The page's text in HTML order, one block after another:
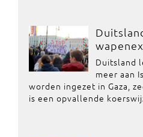
Duitsland
meer aan
worden ingezet in Gaza,
is een opvallende